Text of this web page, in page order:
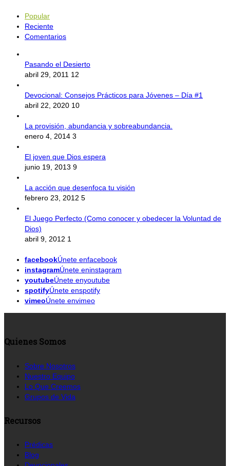
Popular
Reciente
Comentarios
Pasando el Desierto
abril 29, 2011 12
Devocional: Consejos Prácticos para Jóvenes – Día #1
abril 22, 2020 10
La provisión, abundancia y sobreabundancia.
enero 4, 2014 3
El joven que Dios espera
junio 19, 2013 9
La acción que desenfoca tu visión
febrero 23, 2012 5
El Juego Perfecto (Como conocer y obedecer la Voluntad de
Dios)
abril 9, 2012 1
facebookÚnete enfacebook
instagramÚnete eninstagram
youtubeÚnete enyoutube
spotifyÚnete enspotify
vimeoÚnete envimeo
Quienes Somos
Sobre Nosotros
Nuestro Equipo
Lo Que Creemos
Grupos de Vida
Recursos
Prédicas
Blog